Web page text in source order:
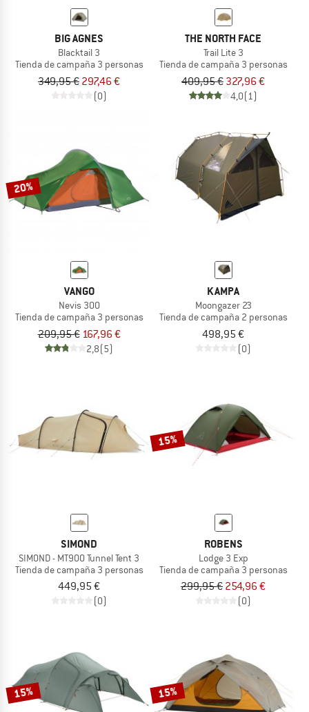
BIG AGNES
Blacktail 3
Tienda de campaña 3 personas
349,95 € 297,46 €
(0)
THE NORTH FACE
Trail Lite 3
Tienda de campaña 3 personas
409,95 € 327,96 €
4,0(1)
20%
VANGO
Nevis 300
Tienda de campaña 3 personas
209,95 € 167,96 €
2,8(5)
KAMPA
Moongazer 23
Tienda de campaña 2 personas
498,95 €
(0)
SIMOND
SIMOND - MT900 Tunnel Tent 3
Tienda de campaña 3 personas
449,95 €
(0)
15%
ROBENS
Lodge 3 Exp
Tienda de campaña 3 personas
299,95 € 254,96 €
(0)
15% 15%